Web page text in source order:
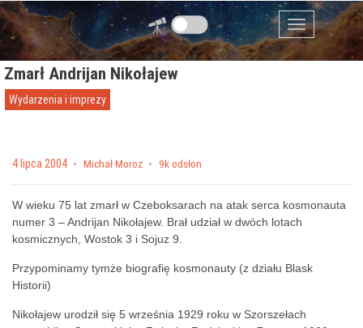
Przejdź do zawartości
Menu
Zmarł Andrijan Nikołajew
Wydarzenia i imprezy
Posted on
4 lipca 2004 by Michał Moroz 9k odsłon
W wieku 75 lat zmarł w Czeboksarach na atak serca kosmonauta
numer 3 – Andrijan Nikołajew. Brał udział w dwóch lotach
kosmicznych, Wostok 3 i Sojuz 9.
Przypominamy tymże biografię kosmonauty (z działu Blask
Historii)
Nikołajew urodził się 5 września 1929 roku w Szorszełach